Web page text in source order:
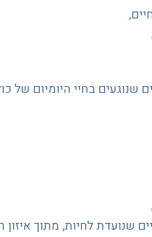
שנוגעים בחיי היומיום של
שנועדת לחיות, מתוך